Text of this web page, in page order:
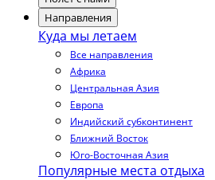
Направления
Куда мы летаем
Все направления
Африка
Центральная Азия
Европа
Индийский субконтинент
Ближний Восток
Юго-Восточная Азия
Популярные места отдыха